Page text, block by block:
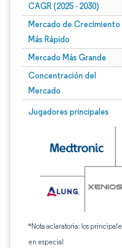
CAGR (2025 - 2030)
Mercado de Crecimiento
Más Rápido
Mercado Más Grande
Concentración del
Mercado
Jugadores principales
*Nota aclaratoria: los
en especial